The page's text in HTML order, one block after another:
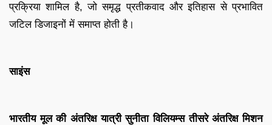
प्रक्रिया शामिल है, जो समृद्ध प्रतीकवाद और इतिहास से प्रभावित
जटिल डिजाइनों में समाप्त होती है।
साइंस
भारतीय मूल की अंतरिक्ष यात्री सुनीता विलियम्स तीसरे अंतरिक्ष मिशन